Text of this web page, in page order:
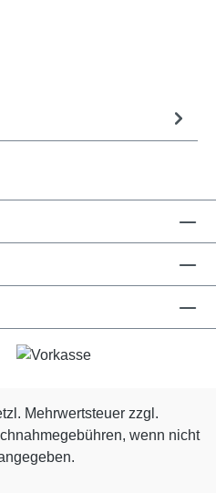
Mehrwertsteuer zzgl.
wenn nicht